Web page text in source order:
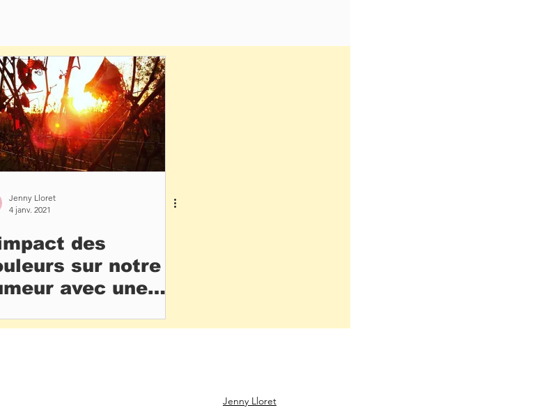
Jenny Lloret
4 janv. 2021
des
sur notre
avec une
Jenny Lloret